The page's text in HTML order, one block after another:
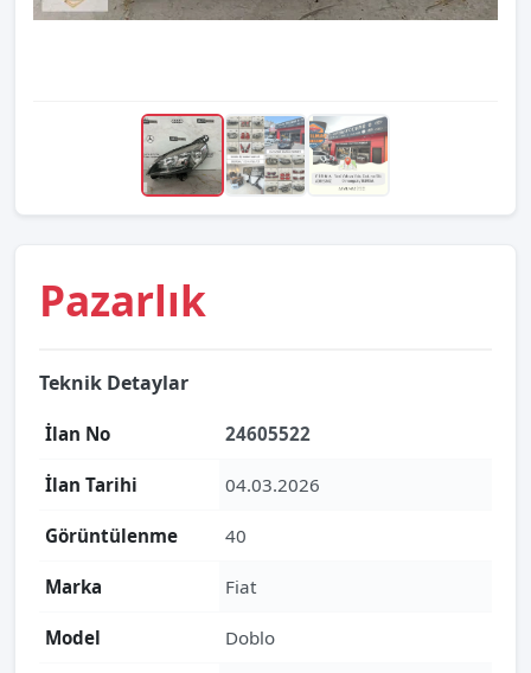
Pazarlık
Teknik Detaylar
İlan No 24605522
İlan Tarihi 04.03.2026
Görüntülenme 40
Marka Fiat
Model Doblo